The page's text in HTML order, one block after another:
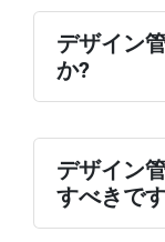
デザイン
か?
デザイン
すべきで